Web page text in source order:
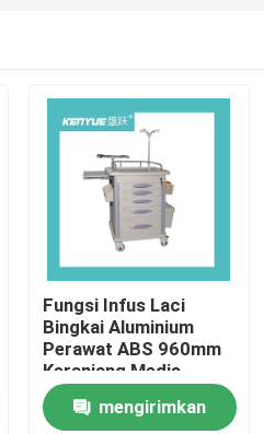
Fungsi Infus Laci
Bingkai Aluminium
Perawat ABS 960mm
Keranjang Medis
Darurat
mengirimkan